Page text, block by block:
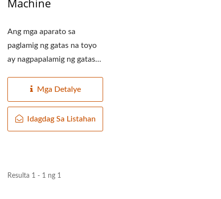
Ang mga aparato sa
paglamig ng gatas na toyo
ay nagpapalamig ng gatas
Mga Detalye
Idagdag Sa Listahan
Resulta 1 - 1 ng 1